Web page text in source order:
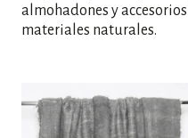
almohadones y
materiales naturales.